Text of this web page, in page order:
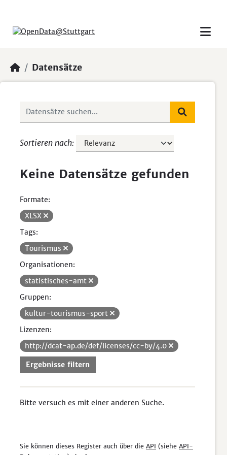
Datensätze
Sortieren nach
Keine Datensätze gefunden
Formate:
XLSX
Tags:
Tourismus
Organisationen:
statistisches-amt
Gruppen:
kultur-tourismus-sport
Lizenzen:
http://dcat-ap.de/def/licenses/cc-by/4.0
Ergebnisse filtern
Bitte versuch es mit einer anderen Suche.
Sie können dieses Register auch über die API (siehe API-